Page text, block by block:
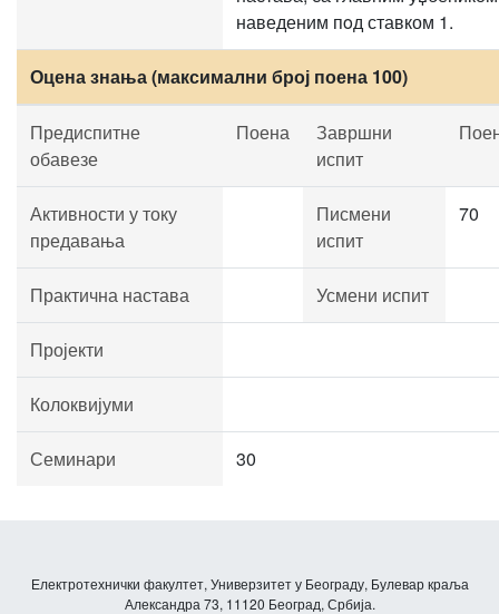
наведеним пoд ставком 1.
Оцена знања (максимални број поена 100)
Предиспитне
обавезе
Поена
Завршни
испит
Активности у току
предавања
Писмени
испит
70
Практична настава Усмени испит
Пројекти
Колоквијуми
Семинари 30
Електротехнички факултет, Универзитет у Београду, Булевар краља
Александра 73, 11120 Београд, Србија.